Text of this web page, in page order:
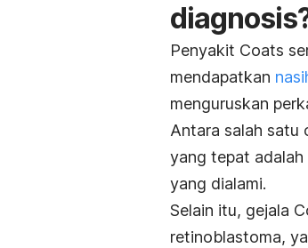
Penyakit Coats
mendapatkan
menguruskan
Antara salah satu
yang tepat
yang dialami.
Selain itu, gejala
retinoblastoma,